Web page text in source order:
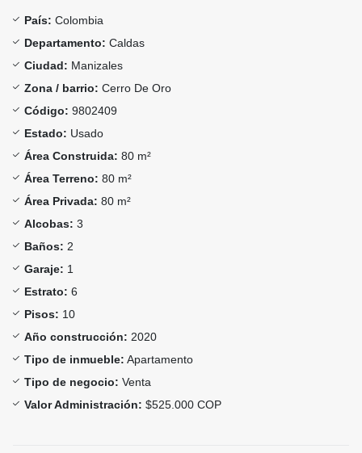
País: Colombia
Departamento: Caldas
Ciudad: Manizales
Zona / barrio: Cerro De Oro
Código: 9802409
Estado: Usado
Área Construida: 80 m²
Área Terreno: 80 m²
Área Privada: 80 m²
Alcobas: 3
Baños: 2
Garaje: 1
Estrato: 6
Pisos: 10
Año construcción: 2020
Tipo de inmueble: Apartamento
Tipo de negocio: Venta
Valor Administración: $525.000 COP